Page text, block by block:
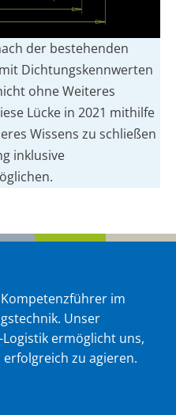
der bestehenden
Dichtungskennwerten
ohne Weiteres
Lücke in 2021 mithilfe
Wissens zu schließen
inklusive
Kompetenzführer im
Unser
ermöglicht uns,
zu agie­ren.